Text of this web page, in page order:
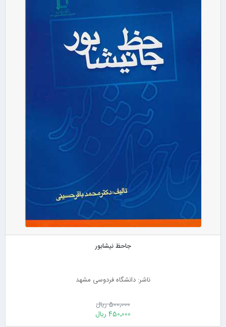
جاحظ نیشابور
ناشر: دانشگاه فردوسی مشهد
500٬000 ریال
450٬000 ریال